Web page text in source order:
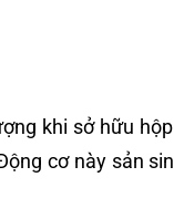
khi sở hữu
cơ này sản